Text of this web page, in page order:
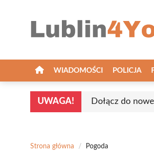
WIADOMOŚCI POLICJA
UWAGA! Dołącz do
Strona główna / Pogoda